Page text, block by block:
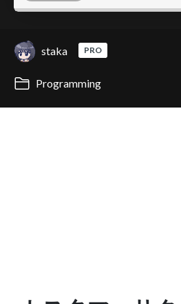
staka PRO
Programming